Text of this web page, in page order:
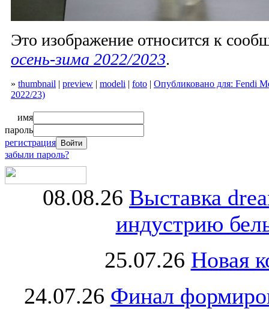
Это изображение относится к
осень-зима 2022/2023.
» thumbnail | preview | modeli | foto | Опубликовано для: Fendi
2022/23)
имя
пароль
регистрация
забыли пароль?
08.08.26 Выставка
индустрию
25.07.26 Новая
24.07.26 Финал